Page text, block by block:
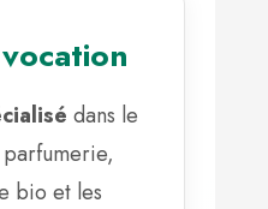
dans le
bio et les